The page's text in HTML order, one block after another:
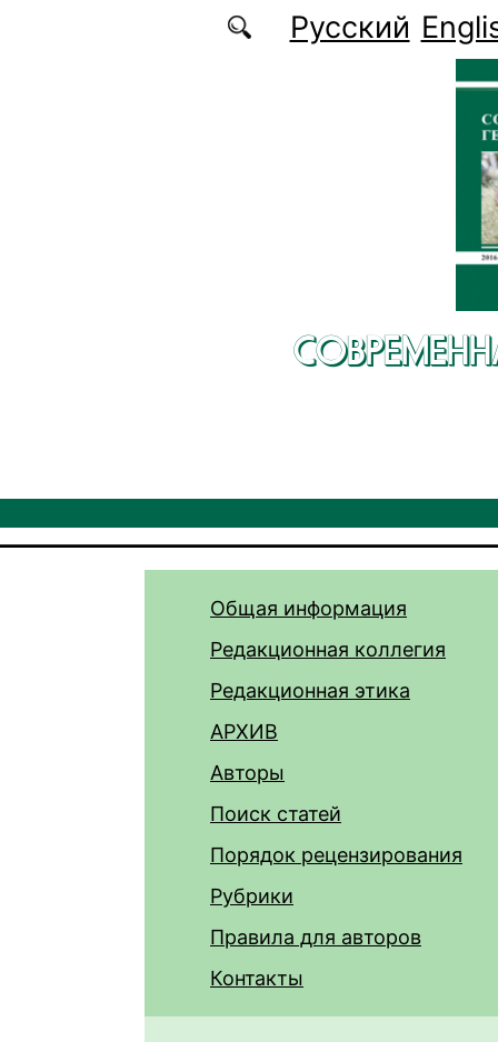
Перейти к основному содержаниюРусский
Общая информация
Редакционная коллегия
Редакционная этика
АРХИВ
Авторы
Поиск статей
Порядок рецензирования
Рубрики
Правила для авторов
Контакты